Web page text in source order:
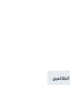
الظالمين